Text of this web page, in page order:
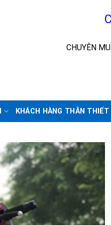
CHUYÊN
KHÁCH HÀNG THÂN THIẾT